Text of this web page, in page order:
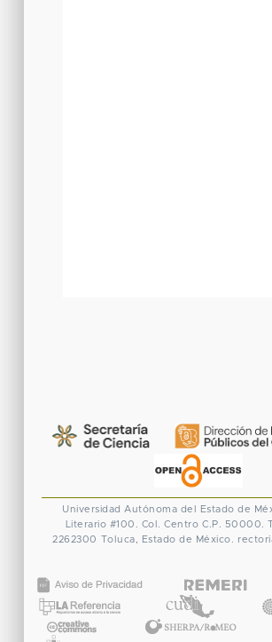
Universidad Autónoma del Estado de
Literario #100. Col. Centro C.P. 50000.
2262300 Toluca, Estado de México.